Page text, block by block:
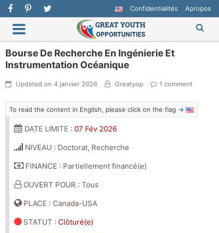
Confidentialités Apropos
Bourse De Recherche En Ingénierie Et
Instrumentation Océanique
Updated on4 janvier 2026 Greatyop 1 comment
To read the content in English, please click on the flag →
DATE LIMITE : 07 Fév 2026
NIVEAU : Doctorat, Recherche
FINANCE : Partiellement financé(e)
OUVERT POUR : Tous
PLACE : Canada-USA
STATUT : Clôturé(e)